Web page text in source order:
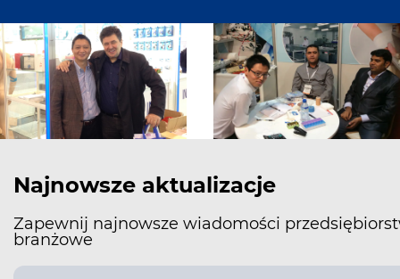
Najnowsze aktualizacje
Zapewnij najnowsze wiadomości
branżowe